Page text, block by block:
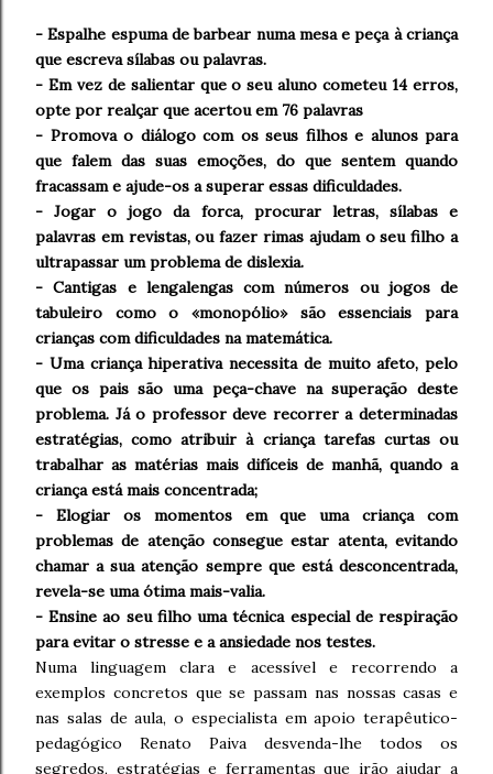
- Espalhe espuma de barbear numa mesa e peça à criança
que escreva sílabas ou palavras.
- Em vez de salientar que o seu aluno cometeu 14 erros,
opte por realçar que acertou em 76 palavras
- Promova o diálogo com os seus filhos e alunos para
que falem das suas emoções, do que sentem quando
fracassam e ajude-os a superar essas dificuldades.
- Jogar o jogo da forca, procurar letras, sílabas e
palavras em revistas, ou fazer rimas ajudam o seu filho a
ultrapassar um problema de dislexia.
- Cantigas e lengalengas com números ou jogos de
tabuleiro como o «monopólio» são essenciais para
crianças com dificuldades na matemática.
- Uma criança hiperativa necessita de muito afeto, pelo
que os pais são uma peça-chave na superação deste
problema. Já o professor deve recorrer a determinadas
estratégias, como atribuir à criança tarefas curtas ou
trabalhar as matérias mais difíceis de manhã, quando a
criança está mais concentrada;
- Elogiar os momentos em que uma criança com
problemas de atenção consegue estar atenta, evitando
chamar a sua atenção sempre que está desconcentrada,
revela-se uma ótima mais-valia.
- Ensine ao seu filho uma técnica especial de respiração
para evitar o stresse e a ansiedade nos testes.
Numa linguagem clara e acessível e recorrendo a
exemplos concretos que se passam nas nossas casas e
nas salas de aula, o especialista em apoio terapêutico-
pedagógico Renato Paiva desvenda-lhe todos os
segredos, estratégias e ferramentas que irão ajudar a